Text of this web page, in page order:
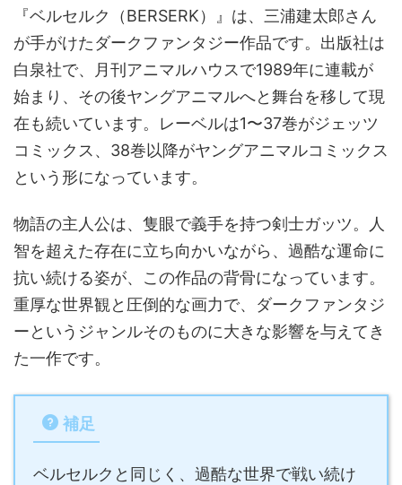
『ベルセルク（BERSERK）』は、三浦建太郎さん
が手がけたダークファンタジー作品です。出版社は
白泉社で、月刊アニマルハウスで1989年に連載が
始まり、その後ヤングアニマルへと舞台を移して現
在も続いています。レーベルは1〜37巻がジェッツ
コミックス、38巻以降がヤングアニマルコミックス
という形になっています。
物語の主人公は、隻眼で義手を持つ剣士ガッツ。人
智を超えた存在に立ち向かいながら、過酷な運命に
抗い続ける姿が、この作品の背骨になっています。
重厚な世界観と圧倒的な画力で、ダークファンタジ
ーというジャンルそのものに大きな影響を与えてき
た一作です。
補足
ベルセルクと同じく、過酷な世界で戦い続け